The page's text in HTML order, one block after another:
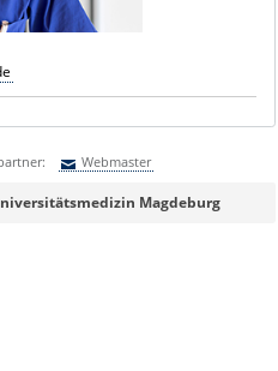
Webmaster
an:Webmaster Magdeburg